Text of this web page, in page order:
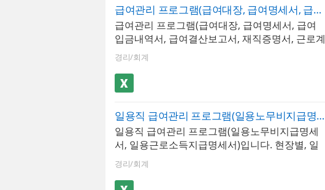
급여관리 프로그램(급여대장, 급여명세서, 급여입금내역서, 급여결산보고서, 재직증명서, 근로계약서)
급여관리 프로그램(급여대장, 급여명세서, 급여
입금내역서, 급여결산보고서, 재직증명서, 근로계
약서)입니다. 급여내역을 입력하고 내역별로 저
장할 수 있습니다. 또한 최대 500명까지 입력가능
하며, 소득세, 4대보험 등이 자동계산됩니다. 저
장된 문서를 급여대장, 급여명세서, 급여입금내역
장, 세로형 2장, 가로형 2장 총 3가지 형태로 출력
이 가능할뿐만 아니라 년도별 급여지급내역, 사원
별 급여지급내역, 급여결산보고서 형태로 급여 통
계관리가 가능합니다. 사원별 급여지급내역과 급
용하기 편리합니다. 사원정보를 바탕으로 재직증
경리/회계
일용직 급여관리 프로그램(일용노무비지급명세서, 일용근로소득지급명세서)
일용직 급여관리 프로그램(일용노무비지급명세
서, 일용근로소득지급명세서)입니다. 현장별, 일
자별 출근기록을 저장, 검색, 누적할 수 있습니다.
소득세, 4대보험 등이 자동계산되며 현장별/월별
로도 출근기록을 검색하고 일용노무비지급명세
경리/회계